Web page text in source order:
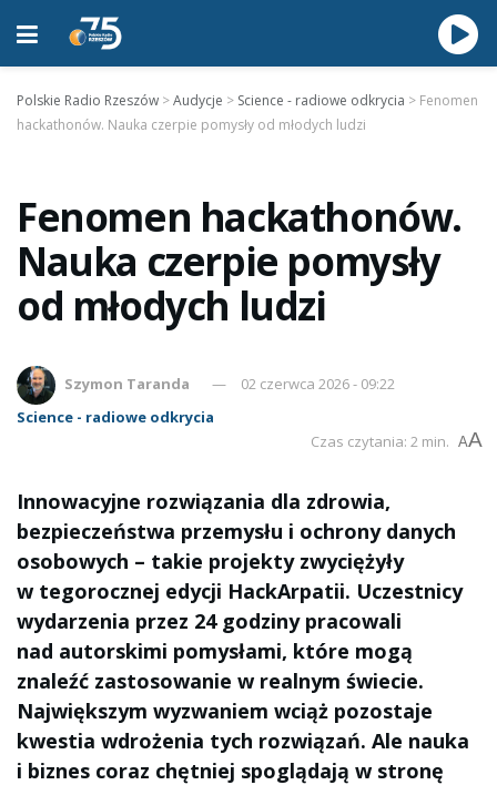
Polskie Radio Rzeszów >Audycje > Science - radiowe odkrycia > Fenomen
hackathonów. Nauka czerpie pomysły od młodych ludzi
Fenomen hackathonów.
Nauka czerpie pomysły
od młodych ludzi
Szymon Taranda
02 czerwca 2026 - 09:22
Science - radiowe odkrycia
Czas czytania: 2 min. AA
Innowacyjne rozwiązania dla zdrowia,
bezpieczeństwa przemysłu i ochrony danych
osobowych – takie projekty zwyciężyły
w tegorocznej edycji HackArpatii. Uczestnicy
wydarzenia przez 24 godziny pracowali
nad autorskimi pomysłami, które mogą
znaleźć zastosowanie w realnym świecie.
Największym wyzwaniem wciąż pozostaje
kwestia wdrożenia tych rozwiązań. Ale nauka
i biznes coraz chętniej spoglądają w stronę